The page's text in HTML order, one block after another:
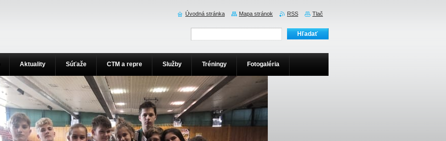
Aktuality Súťaže CTM a repre Služby Tréningy Fotogaléria
Úvodná stránka Mapa stránok RSS Tlač